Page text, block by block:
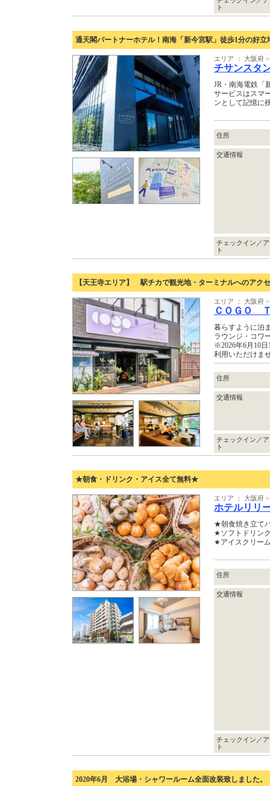
ト
通天閣パートナーホテル！南海「新今宮駅」徒歩1分の好立
エリア ： 大阪府
チサンスタ
JR・南海電鉄「
サービスはスマ
ンとして記憶に
住所
交通情報
チェックイン／
ト
【天王寺エリア】 駅チカで観光地・ターミナルへのアク
エリア ： 大阪府
ＣＯＧＯ
暮らすように泊
ラウンジ・コワ
※2026年6月10
利用いただけま
住所
交通情報
チェックイン／
ト
★朝食・ドリンク・アイス全て無料★
エリア ： 大阪府
ホテルリリ
★朝食焼き立て
★ソフトドリン
★アイスクリー
住所
交通情報
チェックイン／
ト
2020年6月 大浴場・シャワールーム全面改装致しました。